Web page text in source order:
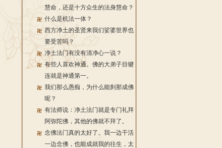
慧命，还是十方众生的法身慧命？
什么是机法一体？
西方净土的圣贤来我们娑婆世界也
要受苦吗？
净土法门有没有清净心一说？
有些人喜欢神通。佛的大弟子目犍
连就是神通第一。
我们那么愚痴，为什么能刹那成佛
呢？
有法师说：净土法门就是专门礼拜
阿弥陀佛，其他的佛就不拜了。
念佛法门真的太好了。我一边干活
一边念佛，也能成就我的往生，太